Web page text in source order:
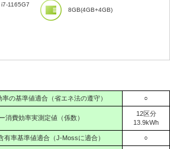
1165G7
8GB(4GB+4GB)
の基準値適合（省エネ法の遵守） ○
消費効率実測定値（係数）
12区分
13.9kWh
有率基準値適合（J-Mossに適合） ○